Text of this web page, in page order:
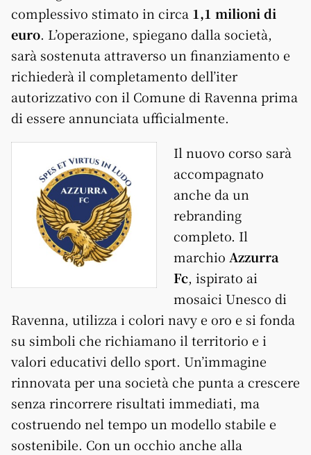
complessivo stimato in circa 1,1 milioni di
euro. L’operazione, spiegano dalla società,
sarà sostenuta attraverso un finanziamento e
richiederà il completamento dell’iter
autorizzativo con il Comune di Ravenna prima
di essere annunciata ufficialmente.
Il nuovo corso sarà
accompagnato
anche da un
rebranding
completo. Il
marchio Azzurra
Fc, ispirato ai
mosaici Unesco di
Ravenna, utilizza i colori navy e oro e si fonda
su simboli che richiamano il territorio e i
valori educativi dello sport. Un’immagine
rinnovata per una società che punta a crescere
senza rincorrere risultati immediati, ma
costruendo nel tempo un modello stabile e
sostenibile. Con un occhio anche alla